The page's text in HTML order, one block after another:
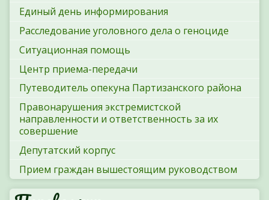
Единый день информирования
Расследование уголовного дела о геноциде
Ситуационная помощь
Центр приема-передачи
Путеводитель опекуна Партизанского района
Правонарушения экстремистской
направленности и ответственность за их
совершение
Депутатский корпус
Прием граждан вышестоящим руководством